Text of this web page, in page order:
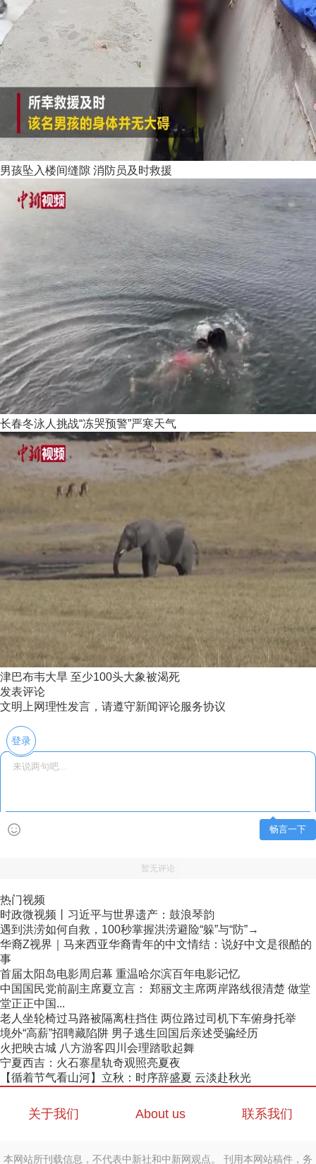
男孩坠入楼间缝隙 消防员及时救援
长春冬泳人挑战“冻哭预警”严寒天气
津巴布韦大旱 至少100头大象被渴死
发表评论
文明上网理性发言，请遵守新闻评论服务协议
登录
畅言一下
暂无评论
热门视频
时政微视频丨习近平与世界遗产：鼓浪琴韵
遇到洪涝如何自救，100秒掌握洪涝避险“躲”与“防”→
华裔Z视界｜马来西亚华裔青年的中文情结：说好中文是很酷的
事
首届太阳岛电影周启幕 重温哈尔滨百年电影记忆
中国国民党前副主席夏立言： 郑丽文主席两岸路线很清楚 做堂
堂正正中国...
老人坐轮椅过马路被隔离柱挡住 两位路过司机下车俯身托举
境外“高薪”招聘藏陷阱 男子逃生回国后亲述受骗经历
火把映古城 八方游客四川会理踏歌起舞
宁夏西吉：火石寨星轨奇观照亮夏夜
【循着节气看山河】立秋：时序辞盛夏 云淡赴秋光
关于我们 About us 联系我们
本网站所刊载信息，不代表中新社和中新网观点。 刊用本网站稿件，务